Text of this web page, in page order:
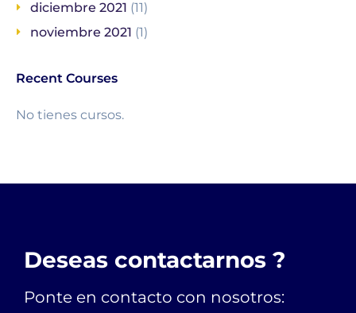
diciembre 2021 (11)
noviembre 2021 (1)
Recent Courses
No tienes cursos.
Deseas contactarnos ?
Ponte en contacto con nosotros: